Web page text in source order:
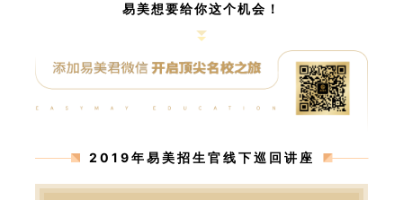
易美想要给你这个机会！
2019年易美招生官线下巡回讲座